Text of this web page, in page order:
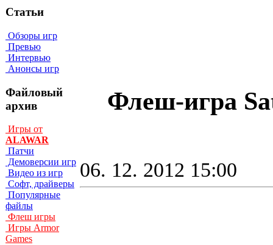
Статьи
Обзоры игр
Превью
Интервью
Анонсы игр
Файловый
архив
Игры от
ALAWAR
Патчи
Демоверсии игр
Видео из игр
Софт, драйверы
Популярные
файлы
Флеш игры
Игры Armor
Games
Флеш-игра
06. 12. 2012 15:00